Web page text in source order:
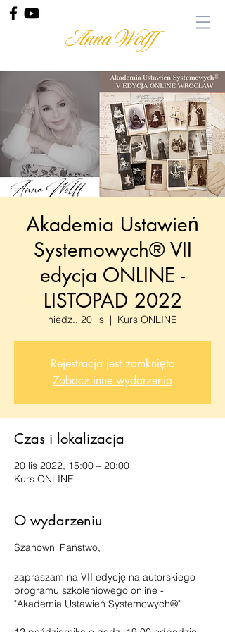
Anna Wolff
Akademia Ustawień
Systemowych® VII
edycja ONLINE -
LISTOPAD 2022
niedz., 20 lis
  |
Kurs ONLINE
Rejestracja jest zamknięta
Zobacz inne wydarzenia
Czas i lokalizacja
20 lis 2022, 15:00 – 20:00
Kurs ONLINE
O wydarzeniu
Szanowni Państwo,
zapraszam na VII edycję na autorskiego
programu szkoleniowego online -
"Akademia Ustawień Systemowych®"